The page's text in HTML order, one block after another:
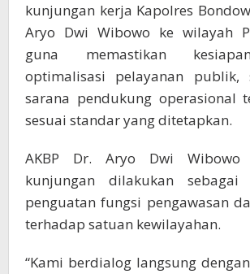
kunjungan kerja Kapolres
Aryo Dwi Wibowo ke wilayah
guna memastikan
optimalisasi pelayanan publik,
sarana pendukung operasional
sesuai standar yang ditetapkan.
AKBP Dr. Aryo Dwi Wibowo
kunjungan dilakukan
penguatan fungsi pengawasan
terhadap satuan kewilayahan.
“Kami berdialog langsung